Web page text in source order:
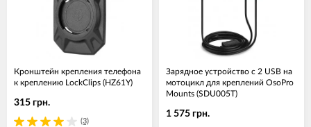
Кронштейн крепления телефона
к креплению LockClips (HZ61Y)
(3)
315 грн.
Зарядное устройство с 2 USB на
мотоцикл для креплений OsoPro
Mounts (SDU005T)
1 575 грн.